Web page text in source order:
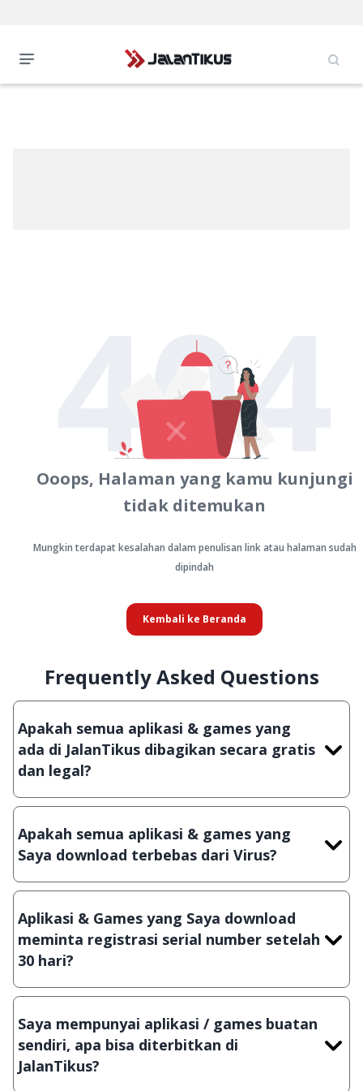
404
Ooops, Halaman yang kamu kunjungi
tidak ditemukan
Mungkin terdapat kesalahan dalam penulisan link atau halaman sudah
dipindah
Kembali ke Beranda
Frequently Asked Questions
Apakah semua aplikasi & games yang
ada di JalanTikus dibagikan secara gratis
dan legal?
Ya, JalanTikus hanya membagikan aplikasi &
games yang gratis (Freeware) dan legal, dalam
artian tidak (bajakan) hasil crack, patch atau
semacamnya.
Apakah semua aplikasi & games yang
Saya download terbebas dari Virus?
Ya, JalanTikus selalu melakukan scanning dengan
3 jenis Antivirus (Kaspersky, AVG & Avast) sebelum
menerbitkan suatu aplikasi atau games, sehingga
bisa dijamin 100% terbebas dari virus.
Aplikasi & Games yang Saya download
meminta registrasi serial number setelah
30 hari?
Meskipun dibagikan secara gratis, namun ada
beberapa aplikasi & games yang dibagikan secara
Shareware, dalam arti hanya bisa digunakan
dalam jangka waktu tertentu dan jika ingin lanjut
menggunakannya kamu harus membeli lisensi
Saya mempunyai aplikasi / games buatan
sendiri, apa bisa diterbitkan di
JalanTikus?